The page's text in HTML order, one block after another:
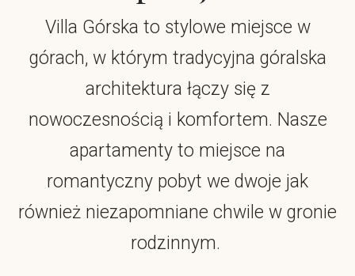
Villa Górska to stylowe miejsce w
górach, w którym tradycyjna góralska
architektura łączy się z
nowoczesnością i komfortem. Nasze
apartamenty to miejsce na
romantyczny pobyt we dwoje jak
również niezapomniane chwile w gronie
rodzinnym.